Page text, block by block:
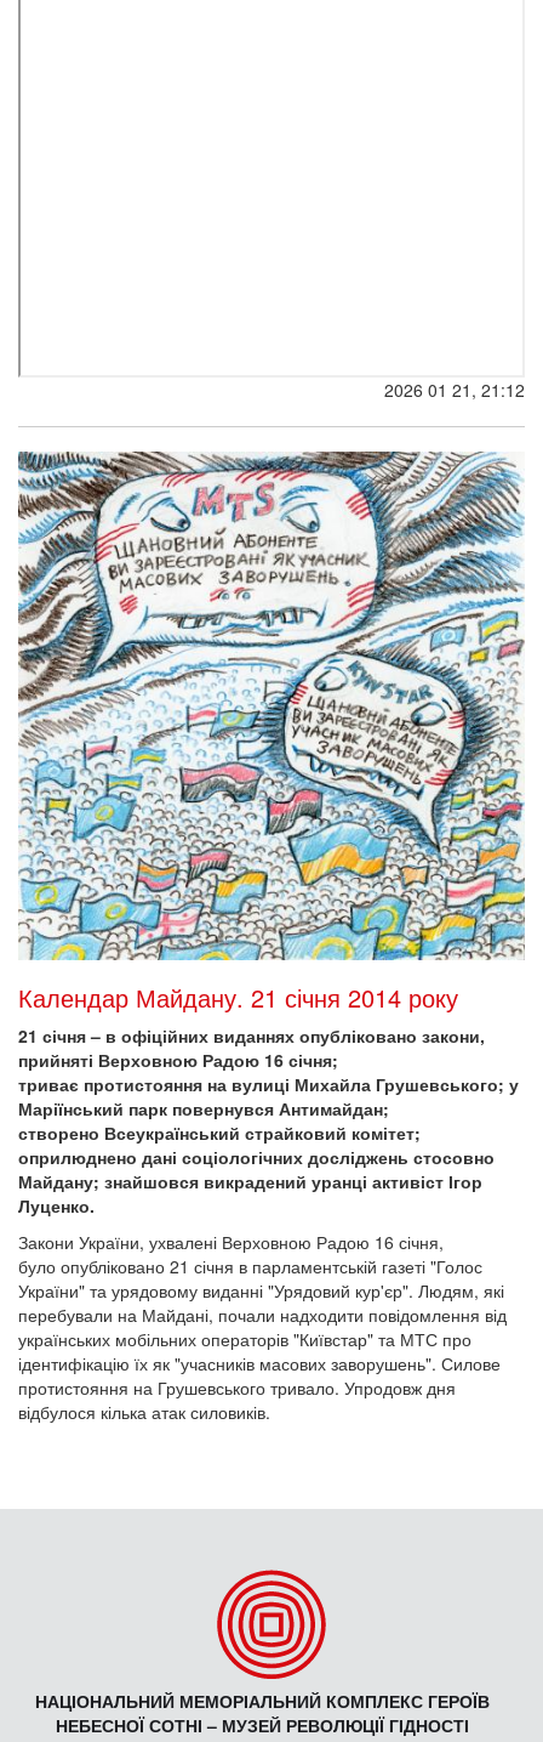
2026 01 21, 21:12
Календар Майдану. 21 січня 2014 року
21 січня – в офіційних виданнях опубліковано закони,
прийняті Верховною Радою 16 січня;
триває протистояння на вулиці Михайла Грушевського; у
Маріїнський парк повернувся Антимайдан;
створено Всеукраїнський страйковий комітет;
оприлюднено дані соціологічних досліджень стосовно
Майдану; знайшовся викрадений уранці активіст Ігор
Луценко.
Закони України, ухвалені Верховною Радою 16 січня,
було опубліковано 21 січня в парламентській газеті "Голос
України" та урядовому виданні "Урядовий кур'єр". Людям, які
перебували на Майдані, почали надходити повідомлення від
українських мобільних операторів "Київстар" та МТС про
ідентифікацію їх як "учасників масових заворушень". Силове
протистояння на Грушевського тривало. Упродовж дня
відбулося кілька атак силовиків.
НАЦІОНАЛЬНИЙ МЕМОРІАЛЬНИЙ КОМПЛЕКС ГЕРОЇВ
НЕБЕСНОЇ СОТНІ – МУЗЕЙ РЕВОЛЮЦІЇ ГІДНОСТІ